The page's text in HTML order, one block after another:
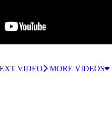
VIDEO MORE VIDEOS